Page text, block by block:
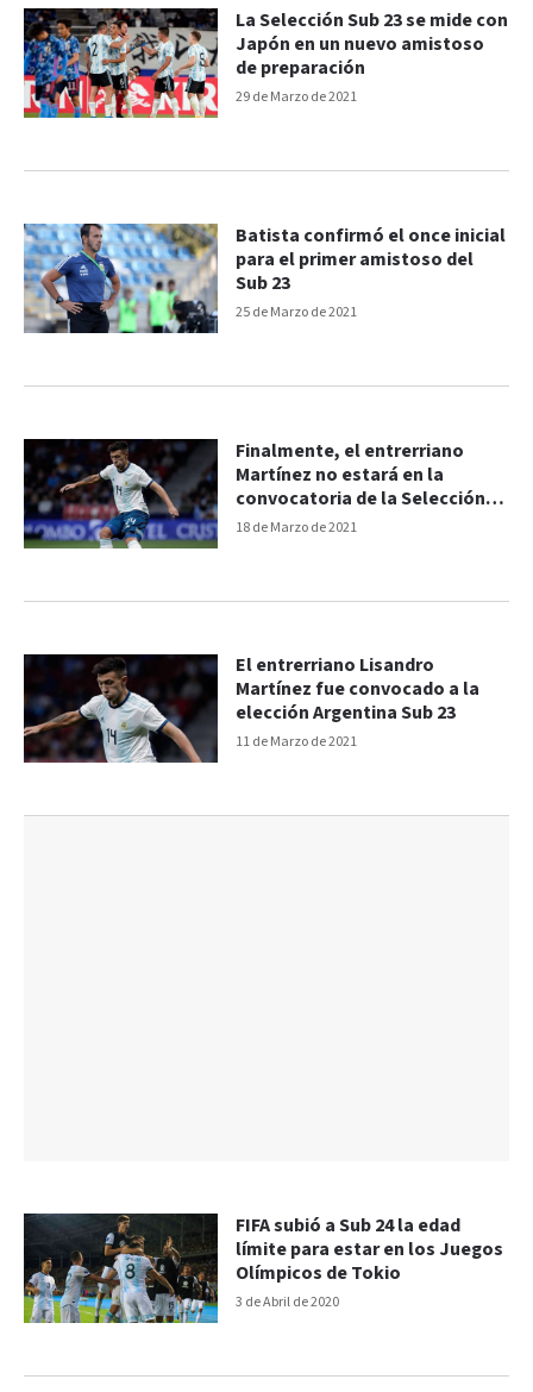
29 de Marzo de 2021
La Selección Sub 23 se mide con
Japón en un nuevo amistoso
de preparación
25 de Marzo de 2021
Batista confirmó el once inicial
para el primer amistoso del
Sub 23
18 de Marzo de 2021
Finalmente, el entrerriano
Martínez no estará en la
convocatoria de la Selección
Argentina Sub 23
11 de Marzo de 2021
El entrerriano Lisandro
Martínez fue convocado a la
elección Argentina Sub 23
3 de Abril de 2020
FIFA subió a Sub 24 la edad
límite para estar en los Juegos
Olímpicos de Tokio